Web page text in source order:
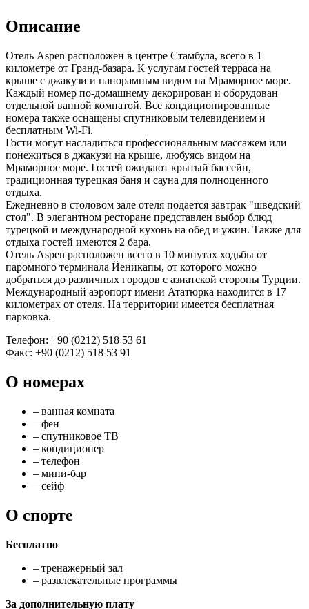
Описание
Отель Aspen расположен в центре Стамбула, всего в 1
километре от Гранд-базара. К услугам гостей терраса на
крыше с джакузи и панорамным видом на Мраморное море.
Каждый номер по-домашнему декорирован и оборудован
отдельной ванной комнатой. Все кондиционированные
номера также оснащены спутниковым телевидением и
бесплатным Wi-Fi.
Гости могут насладиться профессиональным массажем или
понежиться в джакузи на крыше, любуясь видом на
Мраморное море. Гостей ожидают крытый бассейн,
традиционная турецкая баня и сауна для полноценного
отдыха.
Ежедневно в столовом зале отеля подается завтрак "шведский
стол". В элегантном ресторане представлен выбор блюд
турецкой и международной кухонь на обед и ужин. Также для
отдыха гостей имеются 2 бара.
Отель Aspen расположен всего в 10 минутах ходьбы от
паромного терминала Йеникапы, от которого можно
добраться до различных городов с азиатской стороны Турции.
Международный аэропорт имени Ататюрка находится в 17
километрах от отеля. На территории имеется бесплатная
парковка.
Телефон: +90 (0212) 518 53 61
Факс: +90 (0212) 518 53 91
О номерах
– ванная комната
– фен
– спутниковое ТВ
– кондиционер
– телефон
– мини-бар
– сейф
О спорте
Бесплатно
– тренажерный зал
– развлекательные программы
За дополнительную плату